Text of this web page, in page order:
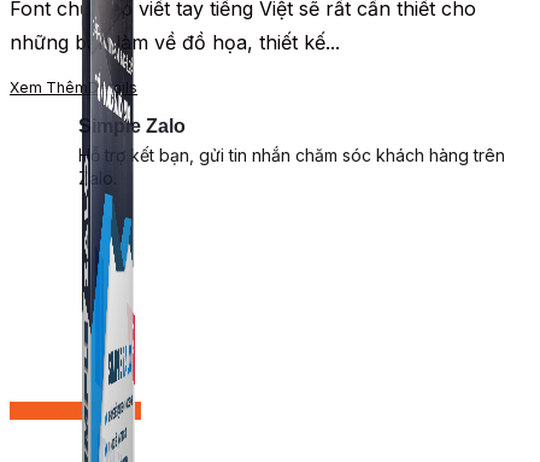
Simple Zalo
Hỗ trợ kết bạn, gửi tin nhắn chăm sóc khách hàng trên
Zalo.
Font chữ đẹp viết tay tiếng Việt sẽ rất cần thiết cho
những bạn làm về đồ họa, thiết kế...
Xem ThêmDetails
Content Marketing